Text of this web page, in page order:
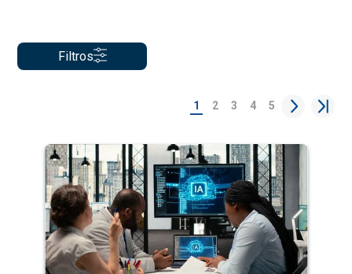
Filtros
1 2 3 4 5